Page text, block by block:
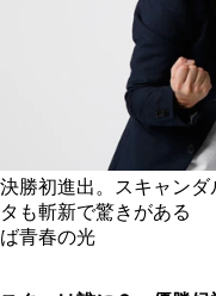
決勝初進出。スキャン
タも斬新で驚きがある
ば青春の光